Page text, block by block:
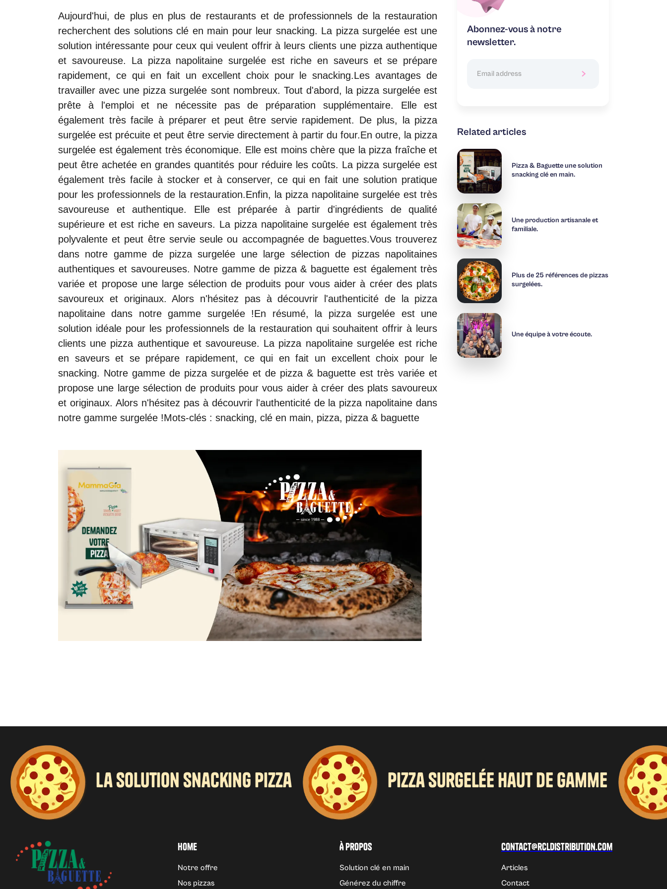
Aujourd'hui, de plus en plus de restaurants et de professionnels de la restauration
recherchent des solutions clé en main pour leur snacking. La pizza surgelée est une
solution intéressante pour ceux qui veulent offrir à leurs clients une pizza authentique
et savoureuse. La pizza napolitaine surgelée est riche en saveurs et se prépare
rapidement, ce qui en fait un excellent choix pour le snacking.Les avantages de
travailler avec une pizza surgelée sont nombreux. Tout d'abord, la pizza surgelée est
prête à l'emploi et ne nécessite pas de préparation supplémentaire. Elle est
également très facile à préparer et peut être servie rapidement. De plus, la pizza
surgelée est précuite et peut être servie directement à partir du four.En outre, la pizza
surgelée est également très économique. Elle est moins chère que la pizza fraîche et
peut être achetée en grandes quantités pour réduire les coûts. La pizza surgelée est
également très facile à stocker et à conserver, ce qui en fait une solution pratique
pour les professionnels de la restauration.Enfin, la pizza napolitaine surgelée est très
savoureuse et authentique. Elle est préparée à partir d'ingrédients de qualité
supérieure et est riche en saveurs. La pizza napolitaine surgelée est également très
polyvalente et peut être servie seule ou accompagnée de baguettes.Vous trouverez
dans notre gamme de pizza surgelée une large sélection de pizzas napolitaines
authentiques et savoureuses. Notre gamme de pizza & baguette est également très
variée et propose une large sélection de produits pour vous aider à créer des plats
savoureux et originaux. Alors n'hésitez pas à découvrir l'authenticité de la pizza
napolitaine dans notre gamme surgelée !En résumé, la pizza surgelée est une
solution idéale pour les professionnels de la restauration qui souhaitent offrir à leurs
clients une pizza authentique et savoureuse. La pizza napolitaine surgelée est riche
en saveurs et se prépare rapidement, ce qui en fait un excellent choix pour le
snacking. Notre gamme de pizza surgelée et de pizza & baguette est très variée et
propose une large sélection de produits pour vous aider à créer des plats savoureux
et originaux. Alors n'hésitez pas à découvrir l'authenticité de la pizza napolitaine dans
notre gamme surgelée !Mots-clés : snacking, clé en main, pizza, pizza & baguette
Abonnez-vous à notre
newsletter.
Related articles
Pizza & Baguette une solution
snacking clé en main.
Une production artisanale et
familiale.
Plus de 25 références de pizzas
surgelées.
Une équipe à votre écoute.
la solution snacking pizza pizza surgelée haut de gamme
Home
Notre offre
Nos pizzas
À propos
Solution clé en main
Générez du chiffre
Articles
Contact
Contact@rcldistribution.com